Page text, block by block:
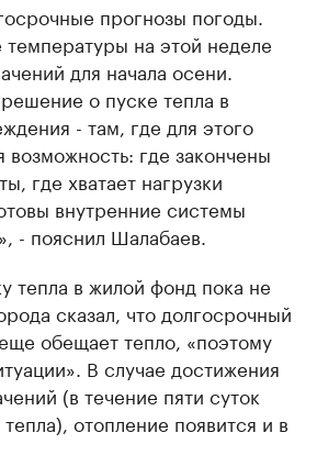
прогнозы погоды.
на этой неделе
для начала осени.
о пуске тепла в
- там, где для этого
возможность: где закончены
где хватает нагрузки
внутренние системы
- пояснил Шалабаев.
тепла в жилой фонд пока не
сказал, что долгосрочный
обещает тепло, «поэтому
В случае достижения
(в течение пяти суток
отопление появится и в